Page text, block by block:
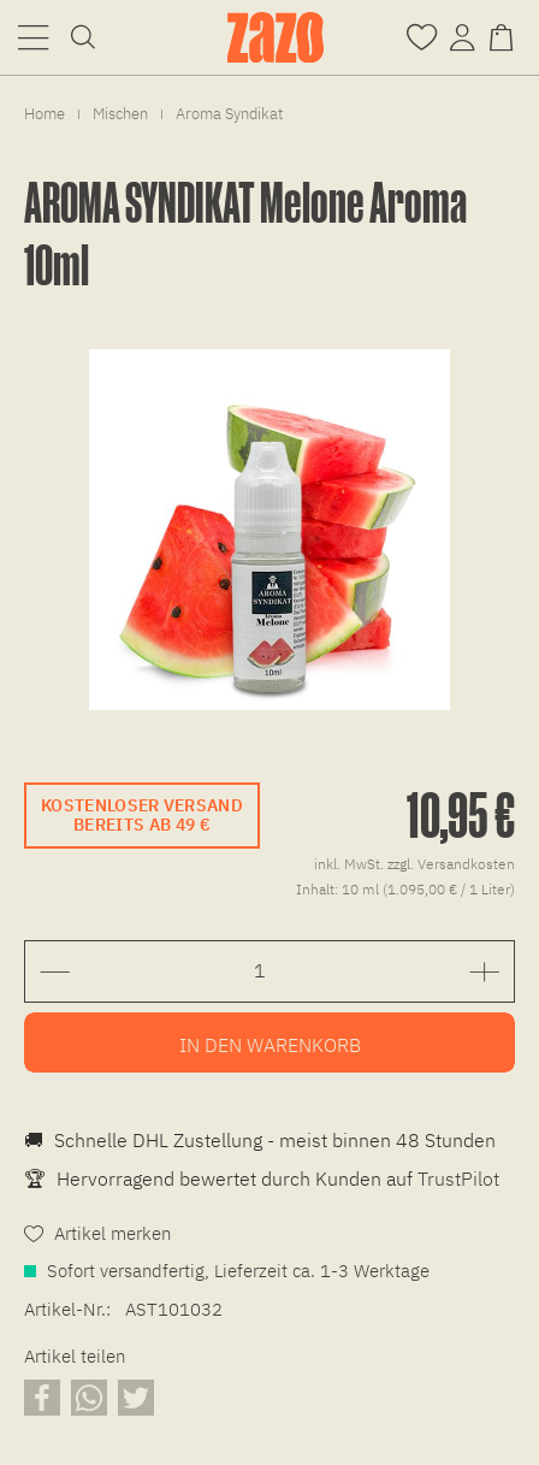
Home | Mischen | Aroma Syndikat
AROMA SYNDIKAT Melone Aroma
10ml
KOSTENLOSER VERSAND
BEREITS AB 49 €
10,95 €
inkl. MwSt. zzgl. Versandkosten
Inhalt: 10 ml (1.095,00 € / 1 Liter)
IN DEN WARENKORB
🚚 Schnelle DHL Zustellung - meist binnen 48 Stunden
🏆 Hervorragend bewertet durch Kunden auf TrustPilot
Artikel merken
Sofort versandfertig, Lieferzeit ca. 1-3 Werktage
Artikel-Nr.:
AST101032
Artikel teilen